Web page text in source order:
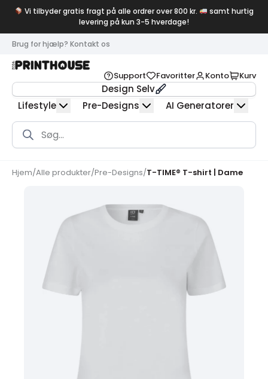
Vi tilbyder gratis fragt på alle ordrer over 800 kr.
samt hurtig
levering på kun 3-5 hverdage!
Brug for hjælp? Kontakt os
Support Favoritter Konto Kurv
Design Selv
Lifestyle
Pre-Designs AI Generatorer
Products
search
Hjem/Alle produkter/Pre-Designs/T-TIME® T-shirt | Dame